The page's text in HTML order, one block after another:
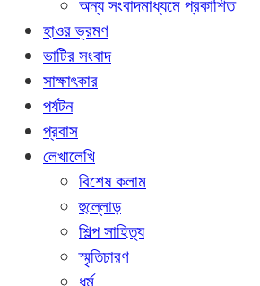
অন্য সংবাদমাধ্যমে প্রকাশিত
হাওর ভ্রমণ
ভাটির সংবাদ
সাক্ষাৎকার
পর্যটন
প্রবাস
লেখালেখি
বিশেষ কলাম
হুল্লোড়
শিল্প সাহিত্য
স্মৃতিচারণ